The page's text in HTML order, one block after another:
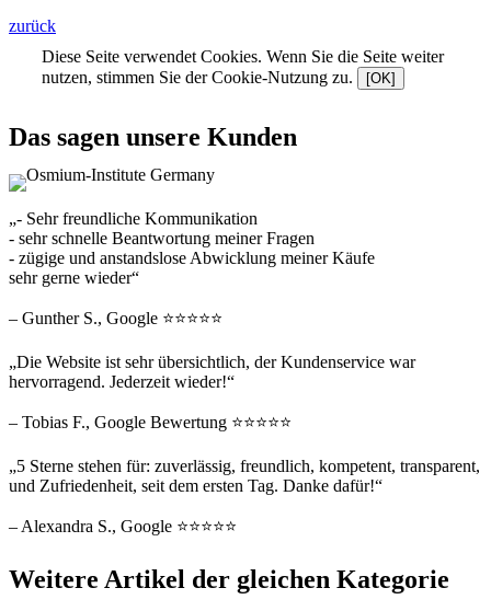
zurück
Diese Seite verwendet Cookies. Wenn Sie die Seite weiter
nutzen, stimmen Sie der Cookie-Nutzung zu.
[OK]
Das sagen unsere Kunden
„- Sehr freundliche Kommunikation
- sehr schnelle Beantwortung meiner Fragen
- zügige und anstandslose Abwicklung meiner Käufe
sehr gerne wieder“
– Gunther S., Google ⭐⭐⭐⭐⭐
„Die Website ist sehr übersichtlich, der Kundenservice war
hervorragend. Jederzeit wieder!“
– Tobias F., Google Bewertung ⭐⭐⭐⭐⭐
„5 Sterne stehen für: zuverlässig, freundlich, kompetent, transparent,
und Zufriedenheit, seit dem ersten Tag. Danke dafür!“
– Alexandra S., Google ⭐⭐⭐⭐⭐
Weitere Artikel der gleichen Kategorie